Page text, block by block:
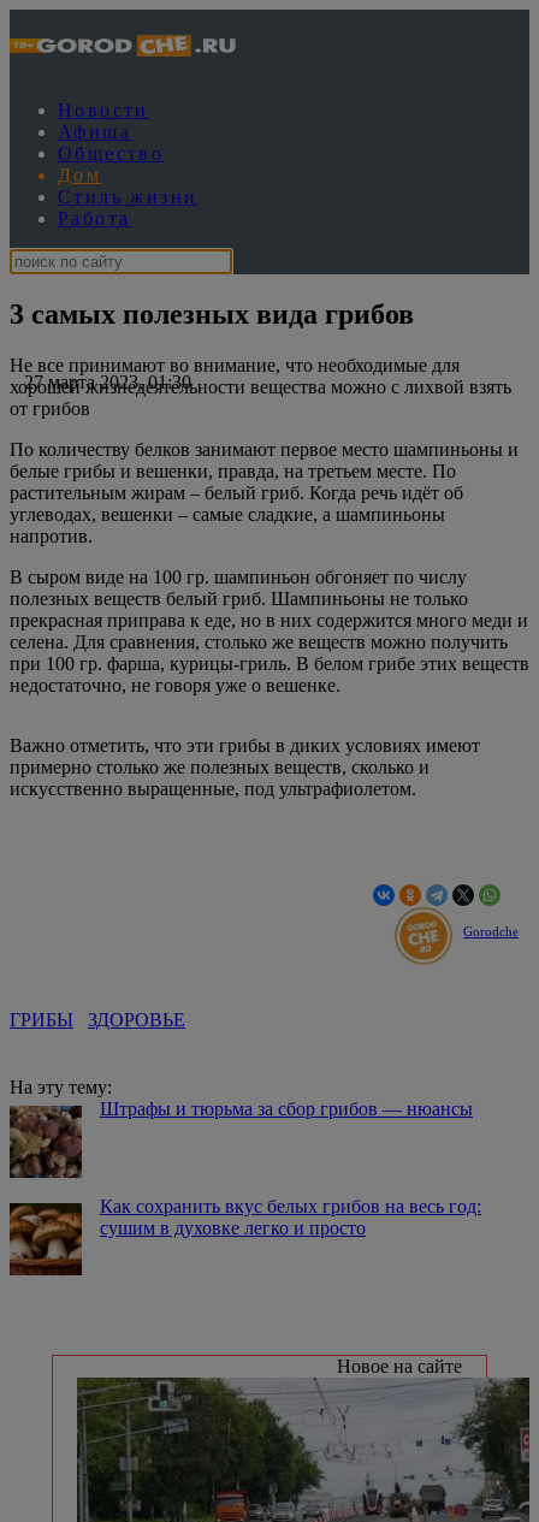
Новости
Афиша
Общество
Дом
Стиль жизни
Работа
3 самых полезных вида грибов
27 марта 2023, 01:30
Не все принимают во внимание, что необходимые для
хорошей жизнедеятельности вещества можно с лихвой взять
от грибов
По количеству белков занимают первое место шампиньоны и
белые грибы и вешенки, правда, на третьем месте. По
растительным жирам – белый гриб. Когда речь идёт об
углеводах, вешенки – самые сладкие, а шампиньоны
напротив.
В сыром виде на 100 гр. шампиньон обгоняет по числу
полезных веществ белый гриб. Шампиньоны не только
прекрасная приправа к еде, но в них содержится много меди и
селена. Для сравнения, столько же веществ можно получить
при 100 гр. фарша, курицы-гриль. В белом грибе этих веществ
недостаточно, не говоря уже о вешенке.
Важно отметить, что эти грибы в диких условиях имеют
примерно столько же полезных веществ, сколько и
искусственно выращенные, под ультрафиолетом.
Gorodche
ГРИБЫ ЗДОРОВЬЕ
На эту тему:
Штрафы и тюрьма за сбор грибов — нюансы
Как сохранить вкус белых грибов на весь год:
сушим в духовке легко и просто
Новое на сайте